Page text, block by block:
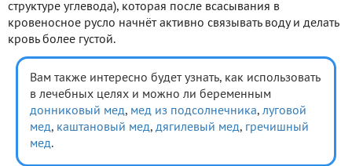
структуре углевода), которая после всасывания в
кровеносное русло начнёт активно связывать воду и делать
кровь более густой.
Вам также интересно будет узнать, как использовать
в лечебных целях и можно ли беременным
донниковый мед, мед из подсолнечника, луговой
мед, каштановый мед, дягилевый мед, гречишный
мед.